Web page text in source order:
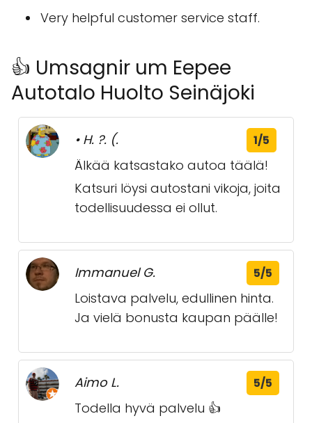
Very helpful customer service staff.
👍 Umsagnir um Eepee
Autotalo Huolto Seinäjoki
• H. ?. (. 1/5
Älkää katsastako autoa täälä!
Katsuri löysi autostani vikoja, joita
todellisuudessa ei ollut.
Immanuel G. 5/5
Loistava palvelu, edullinen hinta.
Ja vielä bonusta kaupan päälle!
Aimo L. 5/5
Todella hyvä palvelu 👍